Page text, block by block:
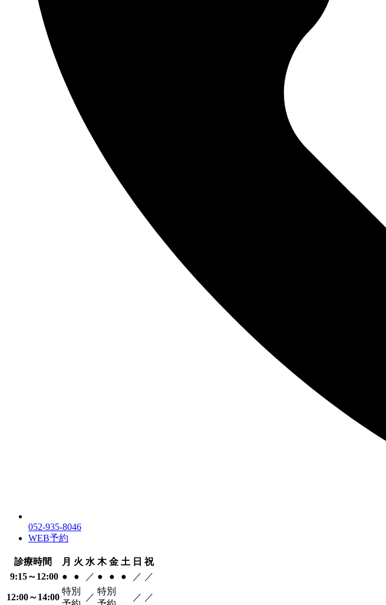
052-935-8046
WEB予約
診療時間 月 火 水 木 金 土 日 祝
9:15～12:00 ● ● ／ ● ● ● ／ ／
12:00～14:00
特別
／
特別
／ ／